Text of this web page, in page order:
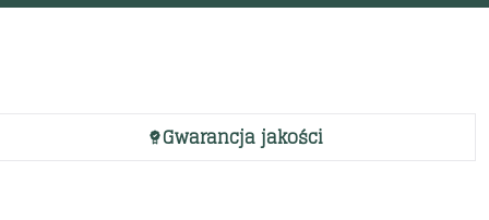
Gwarancja jakości